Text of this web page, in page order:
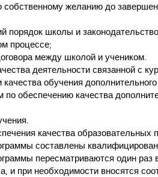
собственному желанию до
порядок школы и
процессе;
между школой и учеником.
деятельности связанной с
обучения
обеспечению качества
качества
составлены
пересматриваются один раз
и при необходимости вносятся